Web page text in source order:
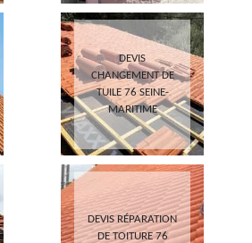
DEVIS
CHANGEMENT DE
TUILE 76 SEINE-
MARITIME
DEVIS RÉPARATION
DE TOITURE 76